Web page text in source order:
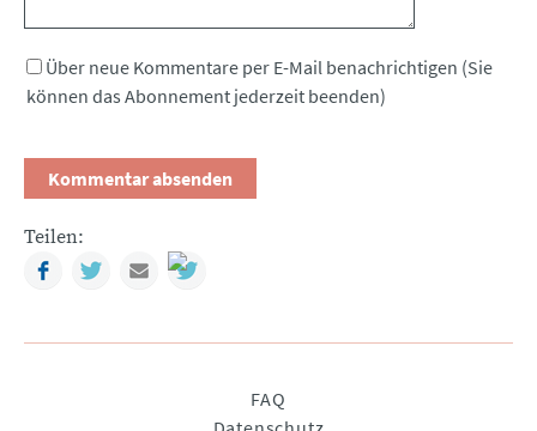
Über neue Kommentare per E-Mail benachrichtigen (Sie
können das Abonnement jederzeit beenden)
Teilen:
FacebookTwitterMail
FAQ